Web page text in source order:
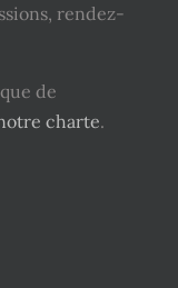
rendez-
de
charte.